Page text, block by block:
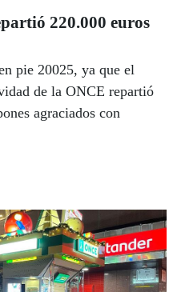
220.000 euros
pie 20025, ya que el
de la ONCE repartió
agraciados con